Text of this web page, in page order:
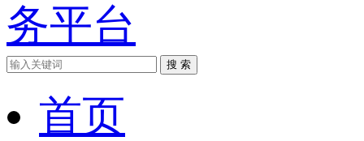
搜 索
首页